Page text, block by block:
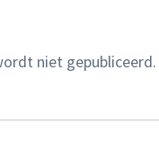
niet gepubliceerd.